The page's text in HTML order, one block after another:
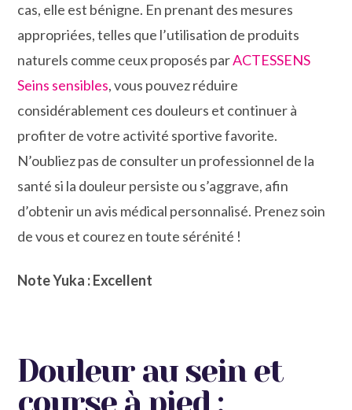
cas, elle est bénigne. En prenant des mesures
appropriées, telles que l’utilisation de produits
naturels comme ceux proposés parACTESSENS
Seins sensibles, vous pouvez réduire
considérablement ces douleurs et continuer à
profiter de votre activité sportive favorite.
N’oubliez pas de consulter un professionnel de la
santé si la douleur persiste ou s’aggrave, afin
d’obtenir un avis médical personnalisé. Prenez soin
de vous et courez en toute sérénité !
Note Yuka : Excellent
Douleur au sein et